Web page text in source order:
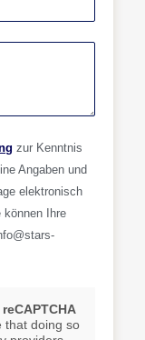
zur Kenntnis
Angaben und
elektronisch
können Ihre
reCAPTCHA
that doing so